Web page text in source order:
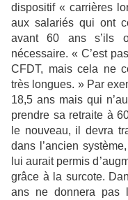
dispositif « carrières
aux salariés qui ont
avant 60 ans s’ils
nécessaire. « C’est
CFDT, mais cela ne
très longues. » Par
18,5 ans mais qui
prendre sa retraite à
le nouveau, il devra
dans l’ancien
lui aurait permis
grâce à la surcote.
ans ne donnera pas